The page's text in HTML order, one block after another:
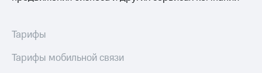
Тарифы
Тарифы мобильной связи